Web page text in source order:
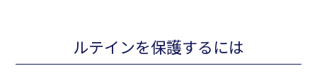
ルテインを保護するには